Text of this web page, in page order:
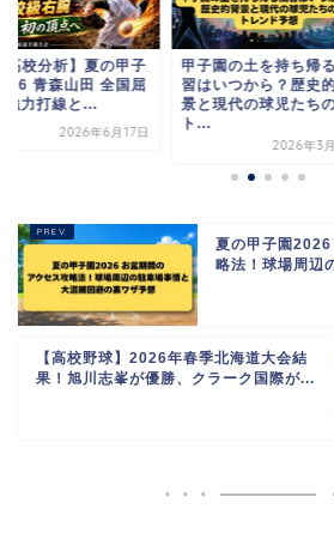
高校分析】夏の甲子
青森山田 全国屈
強力打線と...
2026年6月17日
甲子園の土を持ち帰
習はいつから？歴史
景と現代の球児たち
ト...
2026年3
夏の甲子園
略法！球場周辺
【高校野球】2026年春季北海道大会結
果！旭川志峯が優勝、クラーク国際が...